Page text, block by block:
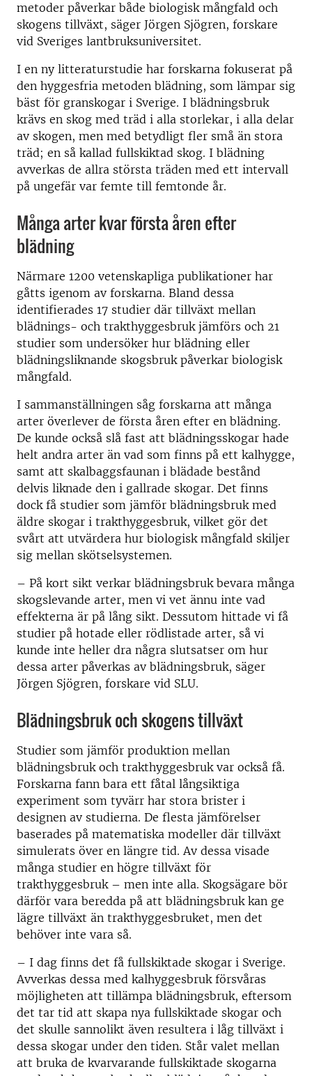
metoder påverkar både biologisk mångfald och
skogens tillväxt, säger Jörgen Sjögren, forskare
vid Sveriges lantbruksuniversitet.
I en ny litteraturstudie har forskarna fokuserat på
den hyggesfria metoden blädning, som lämpar sig
bäst för granskogar i Sverige. I blädningsbruk
krävs en skog med träd i alla storlekar, i alla delar
av skogen, men med betydligt fler små än stora
träd; en så kallad fullskiktad skog. I blädning
avverkas de allra största träden med ett intervall
på ungefär var femte till femtonde år.
Många arter kvar första åren efter
blädning
Närmare 1200 vetenskapliga publikationer har
gåtts igenom av forskarna. Bland dessa
identifierades 17 studier där tillväxt mellan
blädnings- och trakthyggesbruk jämförs och 21
studier som undersöker hur blädning eller
blädningsliknande skogsbruk påverkar biologisk
mångfald.
I sammanställningen såg forskarna att många
arter överlever de första åren efter en blädning.
De kunde också slå fast att blädningsskogar hade
helt andra arter än vad som finns på ett kalhygge,
samt att skalbaggsfaunan i blädade bestånd
delvis liknade den i gallrade skogar. Det finns
dock få studier som jämför blädningsbruk med
äldre skogar i trakthyggesbruk, vilket gör det
svårt att utvärdera hur biologisk mångfald skiljer
sig mellan skötselsystemen.
– På kort sikt verkar blädningsbruk bevara många
skogslevande arter, men vi vet ännu inte vad
effekterna är på lång sikt. Dessutom hittade vi få
studier på hotade eller rödlistade arter, så vi
kunde inte heller dra några slutsatser om hur
dessa arter påverkas av blädningsbruk, säger
Jörgen Sjögren, forskare vid SLU.
Blädningsbruk och skogens tillväxt
Studier som jämför produktion mellan
blädningsbruk och trakthyggesbruk var också få.
Forskarna fann bara ett fåtal långsiktiga
experiment som tyvärr har stora brister i
designen av studierna. De flesta jämförelser
baserades på matematiska modeller där tillväxt
simulerats över en längre tid. Av dessa visade
många studier en högre tillväxt för
trakthyggesbruk – men inte alla. Skogsägare bör
därför vara beredda på att blädningsbruk kan ge
lägre tillväxt än trakthyggesbruket, men det
behöver inte vara så.
– I dag finns det få fullskiktade skogar i Sverige.
Avverkas dessa med kalhyggesbruk försvåras
möjligheten att tillämpa blädningsbruk, eftersom
det tar tid att skapa nya fullskiktade skogar och
det skulle sannolikt även resultera i låg tillväxt i
dessa skogar under den tiden. Står valet mellan
att bruka de kvarvarande fullskiktade skogarna